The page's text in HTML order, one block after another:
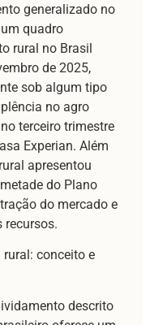
generalizado no
quadro
rural no Brasil
de 2025,
sob algum tipo
no agro
terceiro trimestre
Experian. Além
apresentou
do Plano
do mercado e
recursos.
rural: conceito e
descrito